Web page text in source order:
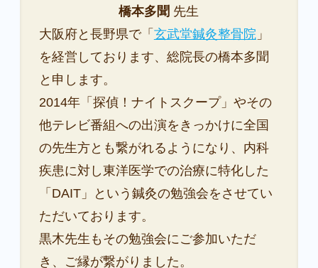
橋本多聞 先生
大阪府と長野県で「 玄武堂鍼灸整骨院」
を経営しております、総院長の橋本多聞
と申します。
2014年「探偵！ナイトスクープ」やその
他テレビ番組への出演をきっかけに全国
の先生方とも繋がれるようになり、内科
疾患に対し東洋医学での治療に特化した
「DAIT」という鍼灸の勉強会をさせてい
ただいております。
黒木先生もその勉強会にご参加いただ
き、ご縁が繋がりました。